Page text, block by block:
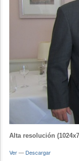
Alta resolución
Ver— Descargar